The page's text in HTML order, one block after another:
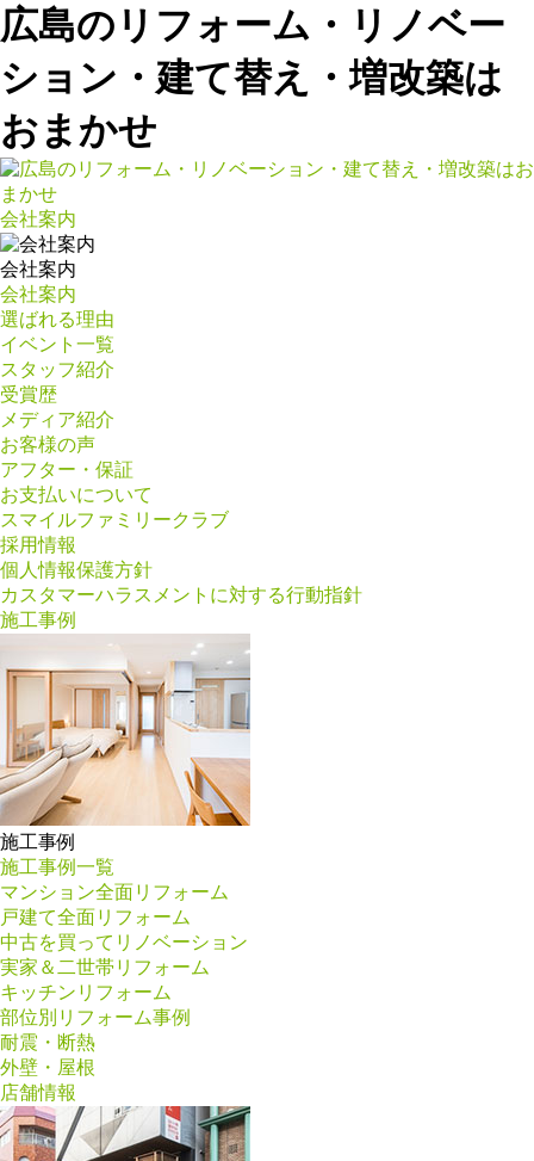
広島のリフォーム・リノベー
ション・建て替え・増改築は
おまかせ
会社案内
会社案内
会社案内
選ばれる理由
イベント一覧
スタッフ紹介
受賞歴
メディア紹介
お客様の声
アフター・保証
お支払いについて
スマイルファミリークラブ
採用情報
個人情報保護方針
カスタマーハラスメントに対する行動指針
施工事例
施工事例
施工事例一覧
マンション全面リフォーム
戸建て全面リフォーム
中古を買ってリノベーション
実家＆二世帯リフォーム
キッチンリフォーム
部位別リフォーム事例
耐震・断熱
外壁・屋根
店舗情報